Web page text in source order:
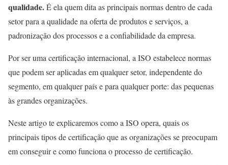
qualidade.É ela quem dita as principais normas dentro de cada
setor para a qualidade na oferta de produtos e serviços, a
padronização dos processos e a confiabilidade da empresa.
Por ser uma certificação internacional, a ISO estabelece normas
que podem ser aplicadas em qualquer setor, independente do
segmento, em qualquer país e para qualquer porte: das pequenas
às grandes organizações.
Neste artigo te explicaremos como a ISO opera, quais os
principais tipos de certificação que as organizações se preocupam
em conseguir e como funciona o processo de certificação.